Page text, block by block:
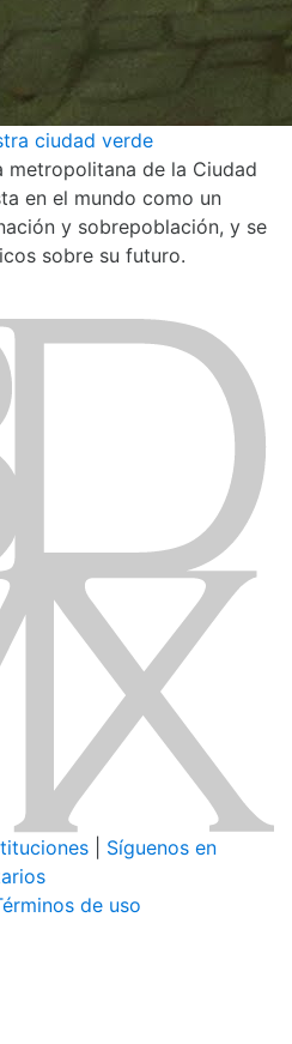
ciudad verde
metropolitana de la Ciudad
en el mundo como un
y sobrepoblación, y se
sobre su futuro.
Síguenos en
de uso